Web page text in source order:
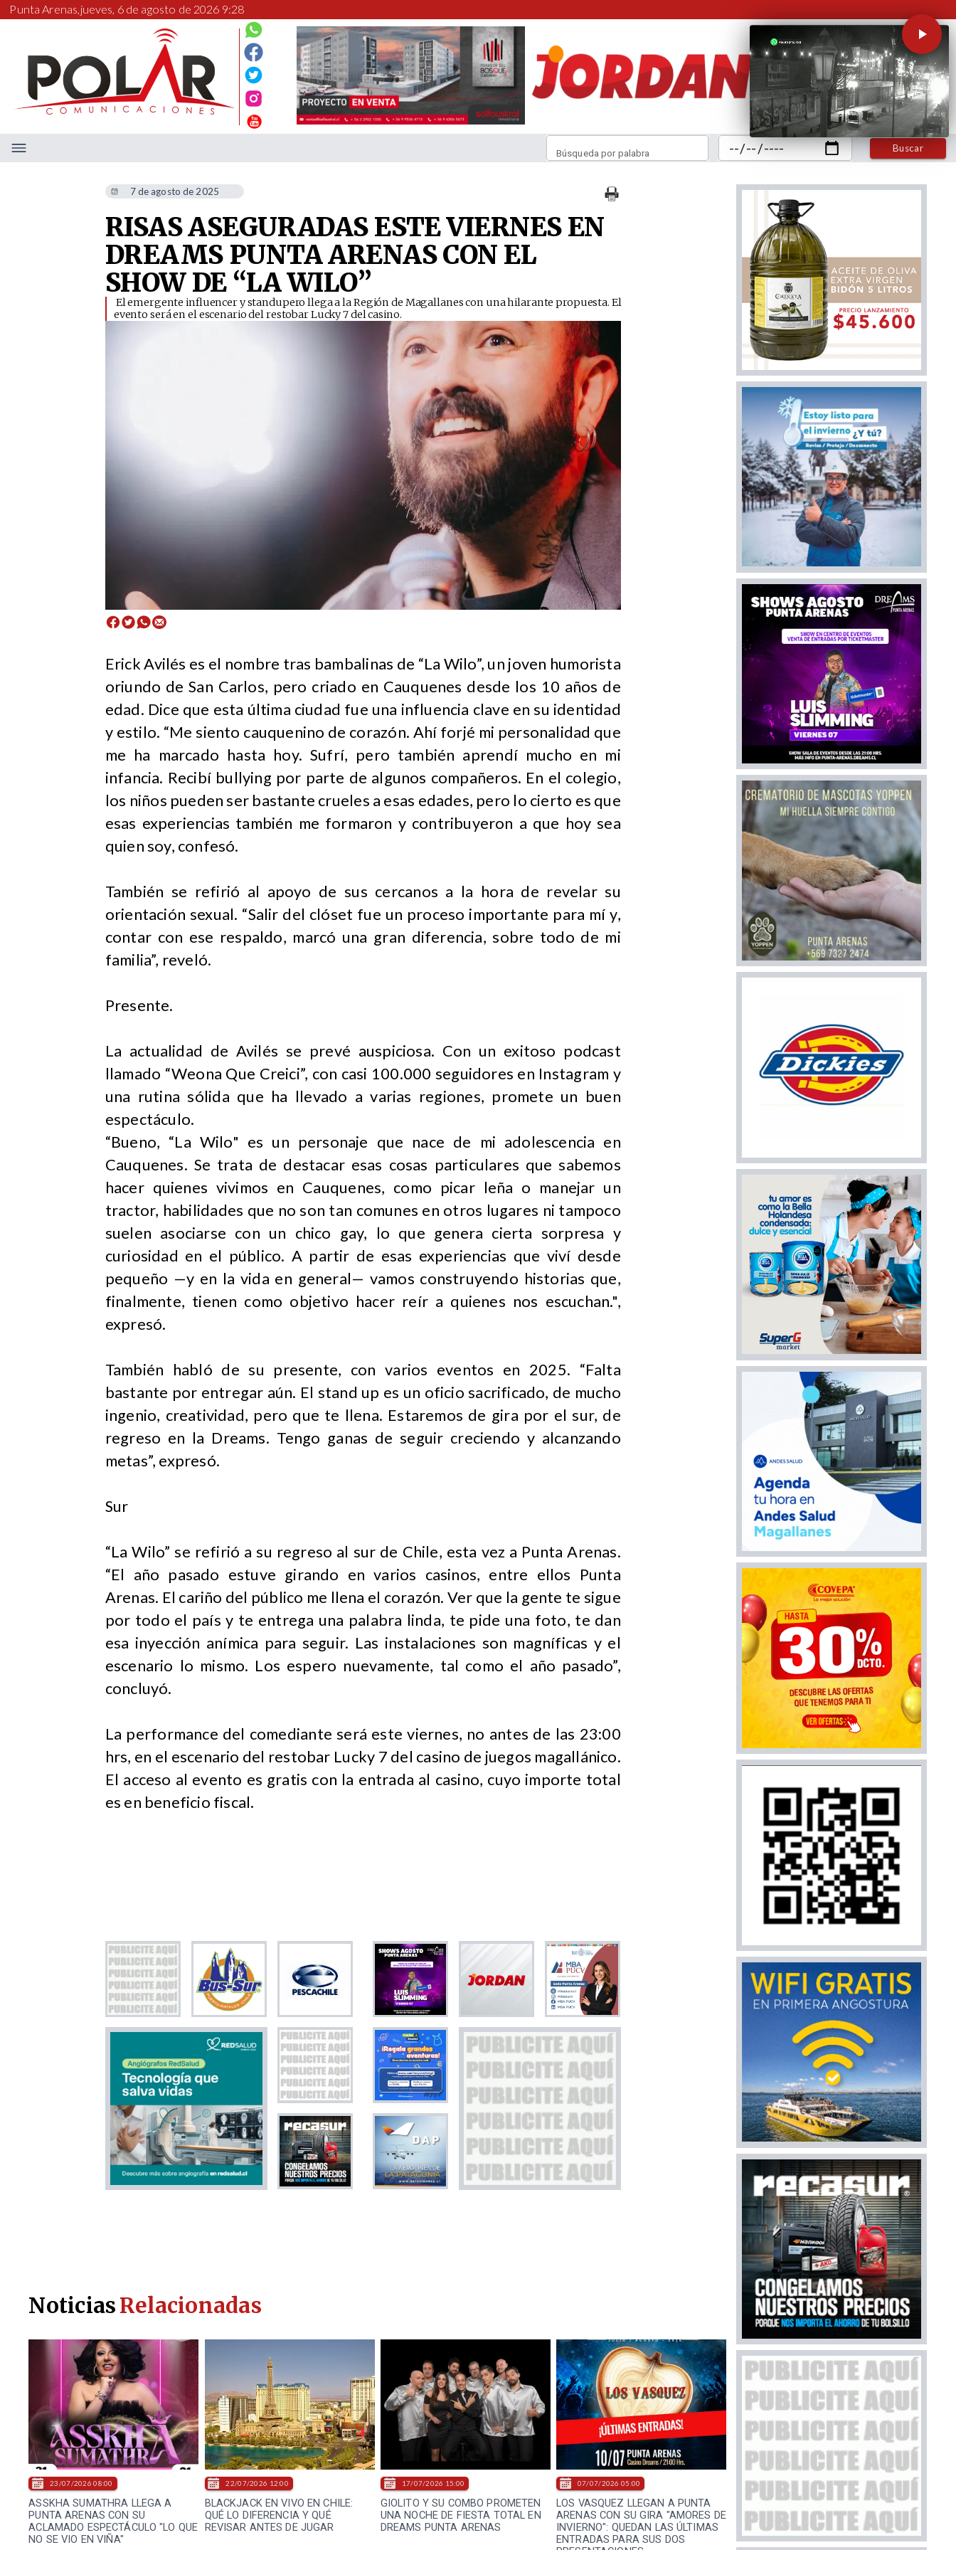
Punta Arenas,jueves, 6 de agosto de 2026 9:28
Buscar
Búsqueda por palabra
7 de agosto de 2025
RISAS ASEGURADAS ESTE VIERNES EN
DREAMS PUNTA ARENAS CON EL
SHOW DE “LA WILO”
​ El emergente influencer y standupero llega a la Región de Magallanes con una hilarante propuesta. El
evento será en el escenario del restobar Lucky 7 del casino.
​Erick Avilés es el nombre tras bambalinas de “La Wilo”, un joven humorista
oriundo de San Carlos, pero criado en Cauquenes desde los 10 años de
edad. Dice que esta última ciudad fue una influencia clave en su identidad
y estilo. “Me siento cauquenino de corazón. Ahí forjé mi personalidad que
me ha marcado hasta hoy. Sufrí, pero también aprendí mucho en mi
infancia. Recibí bullying por parte de algunos compañeros. En el colegio,
los niños pueden ser bastante crueles a esas edades, pero lo cierto es que
esas experiencias también me formaron y contribuyeron a que hoy sea
quien soy, confesó.
También se refirió al apoyo de sus cercanos a la hora de revelar su
orientación sexual. “Salir del clóset fue un proceso importante para mí y,
contar con ese respaldo, marcó una gran diferencia, sobre todo de mi
familia”, reveló.
Presente.
La actualidad de Avilés se prevé auspiciosa. Con un exitoso podcast
llamado “Weona Que Creici”, con casi 100.000 seguidores en Instagram y
una rutina sólida que ha llevado a varias regiones, promete un buen
espectáculo.
“Bueno, “La Wilo" es un personaje que nace de mi adolescencia en
Cauquenes. Se trata de destacar esas cosas particulares que sabemos
hacer quienes vivimos en Cauquenes, como picar leña o manejar un
tractor, habilidades que no son tan comunes en otros lugares ni tampoco
suelen asociarse con un chico gay, lo que genera cierta sorpresa y
curiosidad en el público. A partir de esas experiencias que viví desde
pequeño —y en la vida en general— vamos construyendo historias que,
finalmente, tienen como objetivo hacer reír a quienes nos escuchan.",
expresó.
También habló de su presente, con varios eventos en 2025. “Falta
bastante por entregar aún. El stand up es un oficio sacrificado, de mucho
ingenio, creatividad, pero que te llena. Estaremos de gira por el sur, de
regreso en la Dreams. Tengo ganas de seguir creciendo y alcanzando
metas”, expresó.
Sur
“La Wilo” se refirió a su regreso al sur de Chile, esta vez a Punta Arenas.
“El año pasado estuve girando en varios casinos, entre ellos Punta
Arenas. El cariño del público me llena el corazón. Ver que la gente te sigue
por todo el país y te entrega una palabra linda, te pide una foto, te dan
esa inyección anímica para seguir. Las instalaciones son magníficas y el
escenario lo mismo. Los espero nuevamente, tal como el año pasado”,
concluyó.
La performance del comediante será este viernes, no antes de las 23:00
hrs, en el escenario del restobar Lucky 7 del casino de juegos magallánico.
El acceso al evento es gratis con la entrada al casino, cuyo importe total
es en beneficio fiscal.
ASSKHA SUMATHRA LLEGA A
PUNTA ARENAS CON SU
ACLAMADO ESPECTÁCULO "LO QUE
NO SE VIO EN VIÑA"
23/07/2026 08:00
BLACKJACK EN VIVO EN CHILE:
QUÉ LO DIFERENCIA Y QUÉ
REVISAR ANTES DE JUGAR
22/07/2026 12:00
GIOLITO Y SU COMBO PROMETEN
UNA NOCHE DE FIESTA TOTAL EN
DREAMS PUNTA ARENAS
17/07/2026 15:00
LOS VASQUEZ LLEGAN A PUNTA
ARENAS CON SU GIRA "AMORES DE
INVIERNO": QUEDAN LAS ÚLTIMAS
ENTRADAS PARA SUS DOS
07/07/2026 05:00
NoticiasRelacionadas